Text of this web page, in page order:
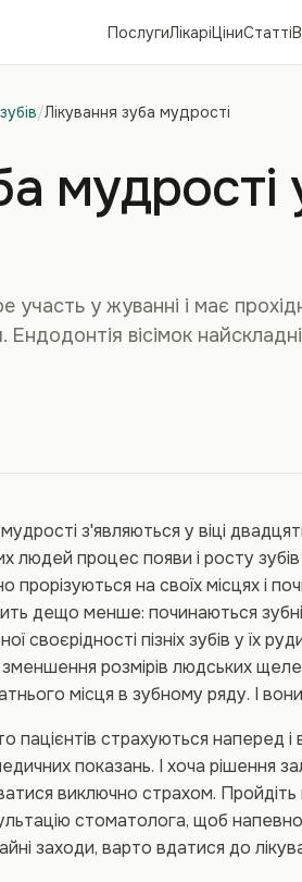
ПослугиЛікаріЦіниСтатті
/Лікування зуба мудрості
мудрості
участь у жуванні і має
вісімок
з'являються у віці
людей процес появи і росту
прорізуються на своїх місцях і
дещо менше: починаються зубні
своєрідності пізніх зубів у їх
зменшення розмірів людських
місця в зубному ряду. І
пацієнтів страхуються наперед
показань. І хоча рішення
виключно страхом.
стоматолога, щоб
заходи, варто вдатися до